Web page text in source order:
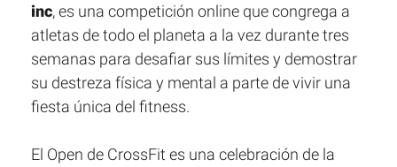
inc, es una competición online que congrega a
atletas de todo el planeta a la vez durante tres
semanas para desafiar sus límites y demostrar
su destreza física y mental a parte de vivir una
fiesta única del fitness.
El Open de CrossFit es una celebración de la